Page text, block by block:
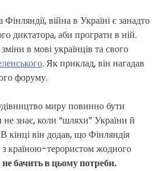
війна в Україні є занадто
диктатора, аби програти в ній.
в мові українців та свого
. Як приклад, він нагадав
форуму.
миру повинно бути
не знає, коли “шляхи” України й
кінці він додав, що Фінляндія
з країною-терористом жодного
не бачить в цьому потреби.